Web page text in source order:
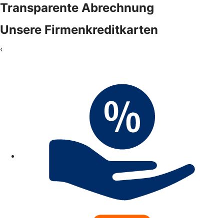
Transparente Abrechnung
Unsere Firmenkreditkarten
‹